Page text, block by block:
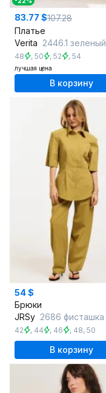
83.77 $107.28
Платье
Verita 2446.1 зеленый
48 , 50 , 52 , 54
лучшая цена
В корзину
54 $
Брюки
JRSy 2686 фисташка
42 , 44 , 46 , 48, 50
В корзину